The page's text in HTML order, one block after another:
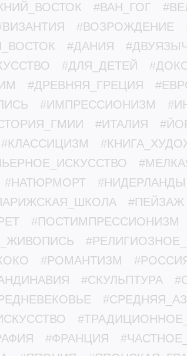
#ВАН_ГОГ
#ВОЗРОЖДЕНИЕ
#ДАНИЯ
#ДЛЯ_ДЕТЕЙ
#ДРЕВНЯЯ_ГРЕЦИЯ
#ИМПРЕССИОНИЗМ
#ИТАЛИЯ
#КЛАССИЦИЗМ
#НАТЮРМОРТ #НИДЕРЛАНДЫ
#ПЕЙЗАЖ
#ПОСТИМПРЕССИОНИЗМ
#РОМАНТИЗМ
#СКУЛЬПТУРА
#ФРАНЦИЯ